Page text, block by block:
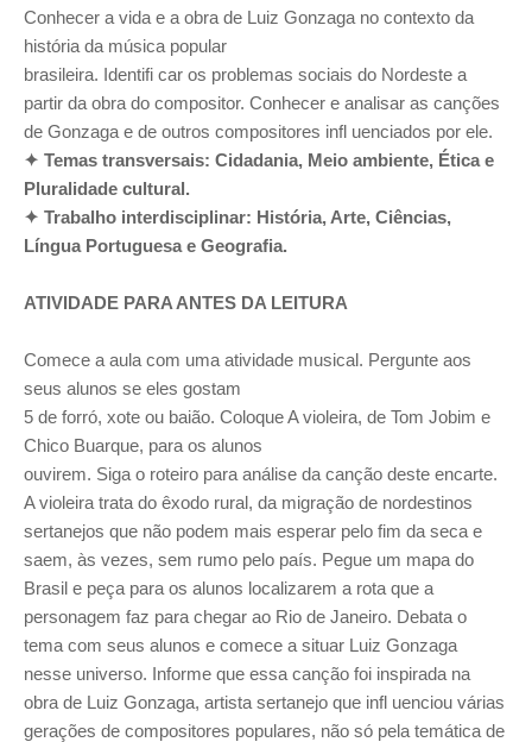
Conhecer a vida e a obra de Luiz Gonzaga no contexto da
história da música popular
brasileira. Identifi car os problemas sociais do Nordeste a
partir da obra do compositor. Conhecer e analisar as canções
de Gonzaga e de outros compositores infl uenciados por ele.
✦ Temas transversais: Cidadania, Meio ambiente, Ética e
Pluralidade cultural.
✦ Trabalho interdisciplinar: História, Arte, Ciências,
Língua Portuguesa e Geografia.
ATIVIDADE PARA ANTES DA LEITURA
Comece a aula com uma atividade musical. Pergunte aos
seus alunos se eles gostam
5 de forró, xote ou baião. Coloque A violeira, de Tom Jobim e
Chico Buarque, para os alunos
ouvirem. Siga o roteiro para análise da canção deste encarte.
A violeira trata do êxodo rural, da migração de nordestinos
sertanejos que não podem mais esperar pelo fim da seca e
saem, às vezes, sem rumo pelo país. Pegue um mapa do
Brasil e peça para os alunos localizarem a rota que a
personagem faz para chegar ao Rio de Janeiro. Debata o
tema com seus alunos e comece a situar Luiz Gonzaga
nesse universo. Informe que essa canção foi inspirada na
obra de Luiz Gonzaga, artista sertanejo que infl uenciou várias
gerações de compositores populares, não só pela temática de